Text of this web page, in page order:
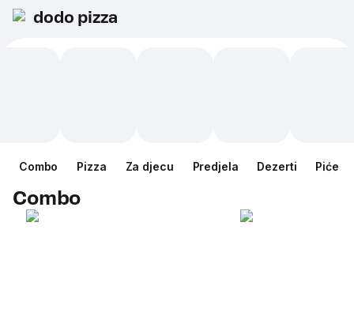
dodo pizza
Combo Pizza Za djecu Predjela Dezerti Piće
Combo